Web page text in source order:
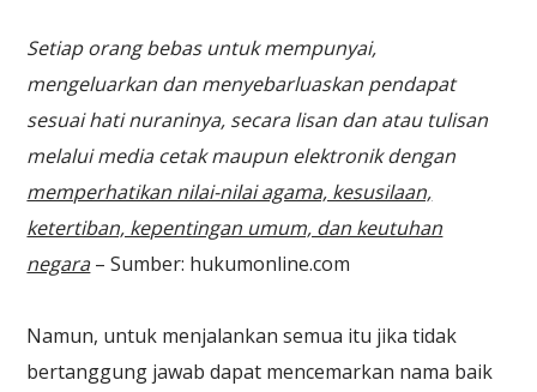
Setiap orang bebas untuk mempunyai,
mengeluarkan dan menyebarluaskan pendapat
sesuai hati nuraninya, secara lisan dan atau tulisan
melalui media cetak maupun elektronik dengan
memperhatikan nilai-nilai agama, kesusilaan,
ketertiban, kepentingan umum, dan keutuhan
negara– Sumber: hukumonline.com
Namun, untuk menjalankan semua itu jika tidak
bertanggung jawab dapat mencemarkan nama baik